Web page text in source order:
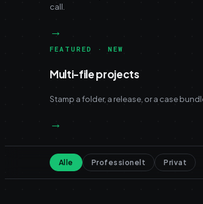
call.
→
FEATURED · NEW
Multi-file projects
Stamp a folder, a release, or a case
→
Alle Professionelt Privat